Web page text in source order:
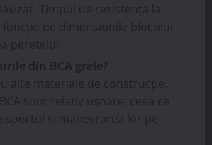
Timpul de rezistență la
de dimensiunile blocului
peretelui.
din BCA grele?
alte materiale de construcție,
sunt relativ ușoare, ceea ce
și manevrarea lor pe